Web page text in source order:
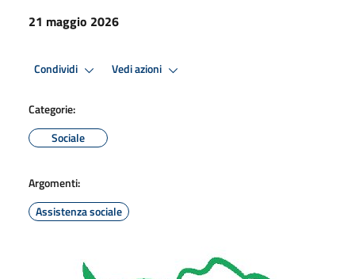
21 maggio 2026
Condividi Vedi azioni
Categorie:
Sociale
Argomenti:
Assistenza sociale